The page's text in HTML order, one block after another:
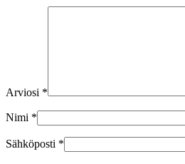
Arviosi *
Nimi *
Sähköposti *